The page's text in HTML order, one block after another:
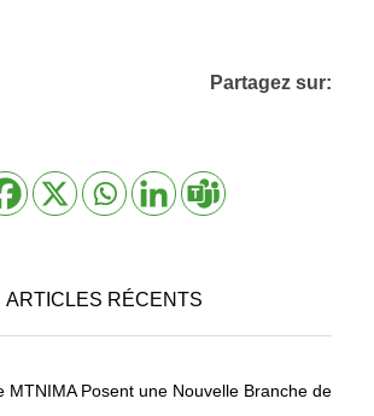
Partagez sur:
ARTICLES RÉCENTS
MTNIMA Posent une Nouvelle Branche de